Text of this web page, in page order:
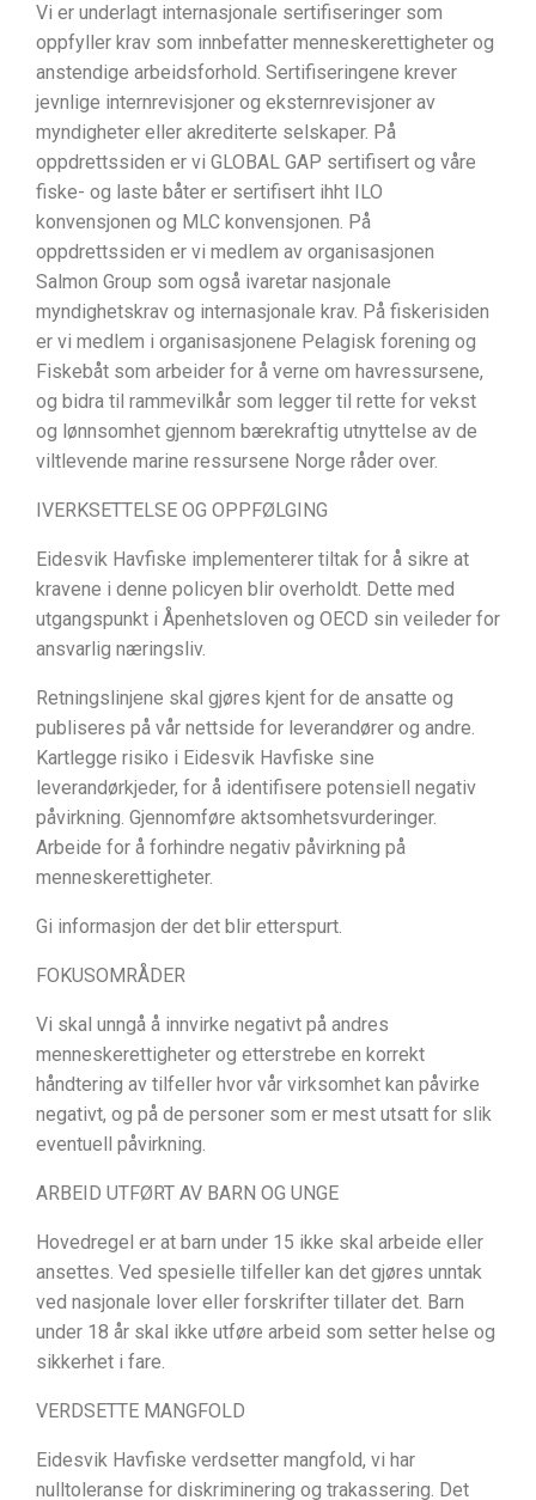
Vi er underlagt internasjonale sertifiseringer som
oppfyller krav som innbefatter menneskerettigheter og
anstendige arbeidsforhold. Sertifiseringene krever
jevnlige internrevisjoner og eksternrevisjoner av
myndigheter eller akrediterte selskaper. På
oppdrettssiden er vi GLOBAL GAP sertifisert og våre
fiske- og laste båter er sertifisert ihht ILO
konvensjonen og MLC konvensjonen. På
oppdrettssiden er vi medlem av organisasjonen
Salmon Group som også ivaretar nasjonale
myndighetskrav og internasjonale krav. På fiskerisiden
er vi medlem i organisasjonene Pelagisk forening og
Fiskebåt som arbeider for å verne om havressursene,
og bidra til rammevilkår som legger til rette for vekst
og lønnsomhet gjennom bærekraftig utnyttelse av de
viltlevende marine ressursene Norge råder over.
IVERKSETTELSE OG OPPFØLGING
Eidesvik Havfiske implementerer tiltak for å sikre at
kravene i denne policyen blir overholdt. Dette med
utgangspunkt i Åpenhetsloven og OECD sin veileder for
ansvarlig næringsliv.
Retningslinjene skal gjøres kjent for de ansatte og
publiseres på vår nettside for leverandører og andre.
Kartlegge risiko i Eidesvik Havfiske sine
leverandørkjeder, for å identifisere potensiell negativ
påvirkning. Gjennomføre aktsomhetsvurderinger.
Arbeide for å forhindre negativ påvirkning på
menneskerettigheter.
Gi informasjon der det blir etterspurt.
FOKUSOMRÅDER
Vi skal unngå å innvirke negativt på andres
menneskerettigheter og etterstrebe en korrekt
håndtering av tilfeller hvor vår virksomhet kan påvirke
negativt, og på de personer som er mest utsatt for slik
eventuell påvirkning.
ARBEID UTFØRT AV BARN OG UNGE
Hovedregel er at barn under 15 ikke skal arbeide eller
ansettes. Ved spesielle tilfeller kan det gjøres unntak
ved nasjonale lover eller forskrifter tillater det. Barn
under 18 år skal ikke utføre arbeid som setter helse og
sikkerhet i fare.
VERDSETTE MANGFOLD
Eidesvik Havfiske verdsetter mangfold, vi har
nulltoleranse for diskriminering og trakassering. Det